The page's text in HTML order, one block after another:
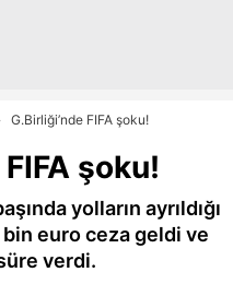
G.Birliği’nde FIFA şoku!
şoku!
yolların ayrıldığı
euro ceza geldi ve
verdi.